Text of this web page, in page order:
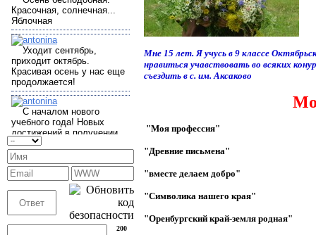
200
Мне 15 лет. Я учусь в 9 классе
нравиться учавствовать во всяких
съездить в с. им. Аксаково
"Моя профессия"
"Древние письмена"
"вместе делаем добро"
"Символика нашего края"
"Оренбургский край-земля родная"